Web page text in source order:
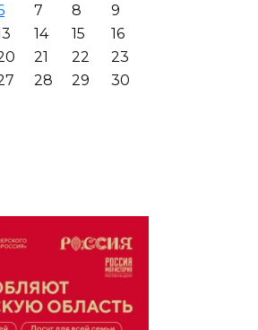
7 8
9
14 15
16
21 22
23
28 29
30